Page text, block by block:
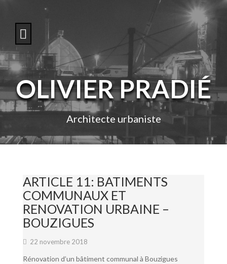
o
c
n
e
OLIVIER PRADIÉ
Architecte urbaniste
ARTICLE 11: BATIMENTS
COMMUNAUX ET
RENOVATION URBAINE –
BOUZIGUES
22 novembre 2018
Rénovation d’un bâtiment communal à Bouzigues